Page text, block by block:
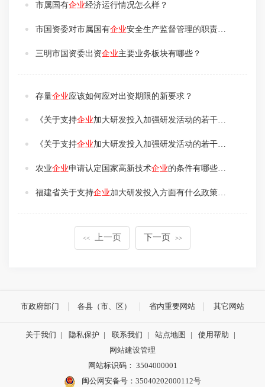
市属国有企业经济运行情况怎么样？
市国资委对市属国有企业安全生产监督管理的职责是什么？
三明市国资委出资企业主要业务板块有哪些？
存量企业应该如何应对出资期限的新要求？
《关于支持企业加大研发投入加强研发活动的若干措施》在支持
《关于支持企业加大研发投入加强研发活动的若干措施》在重点产业领域有什么新的要求？
农业企业申请认定国家高新技术企业的条件有哪些呢？
福建省关于支持企业加大研发投入方面有什么政策吗？
<< 上一页 下一页 >>
市政府部门 各县（市、区） 省内重要网站 其它网站
关于我们 | 隐私保护 | 联系我们 | 站点地图 | 使用帮助
|
网站建设管理
网站标识码： 3504000001
闽公网安备号：35040202000112号